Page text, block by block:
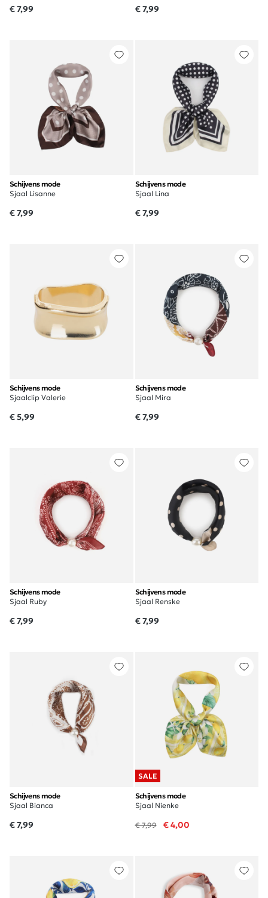
€ 7,99 € 7,99
Schijvens mode
Sjaal Lisanne
€ 7,99
Schijvens mode
Sjaal Lina
€ 7,99
Schijvens mode
Sjaalclip Valerie
€ 5,99
Schijvens mode
Sjaal Mira
€ 7,99
Schijvens mode
Sjaal Ruby
€ 7,99
Schijvens mode
Sjaal Renske
€ 7,99
Schijvens mode
Sjaal Bianca
€ 7,99
SALE
Schijvens mode
Sjaal Nienke
€ 7,99 € 4,00